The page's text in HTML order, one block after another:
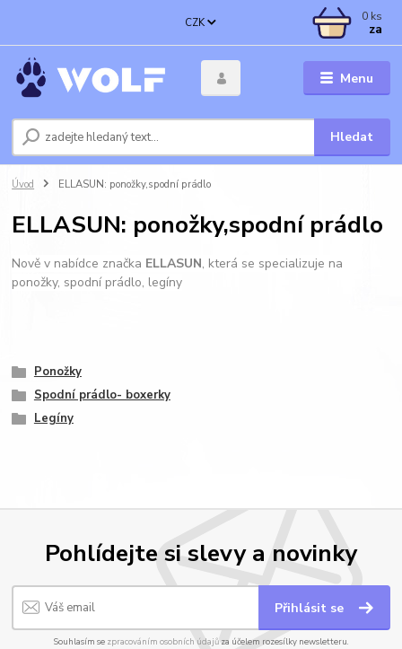
Menu
CZK
Hledat
0 ks
za
Úvod ELLASUN: ponožky,spodní prádlo
ELLASUN: ponožky,spodní prádlo
Nově v nabídce značka ELLASUN, která se specializuje na
ponožky, spodní prádlo, legíny
Ponožky
Spodní prádlo- boxerky
Legíny
Pohlídejte si slevy a novinky
Přihlásit se
Souhlasím se zpracováním osobních údajůza účelem rozesílky newsletteru.